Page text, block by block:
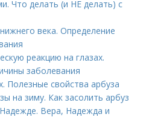
Что делать (и НЕ делать) с
века. Определение
реакцию на глазах.
заболевания
Полезные свойства арбуза
на зиму. Как засолить арбуз
Вера, Надежда и